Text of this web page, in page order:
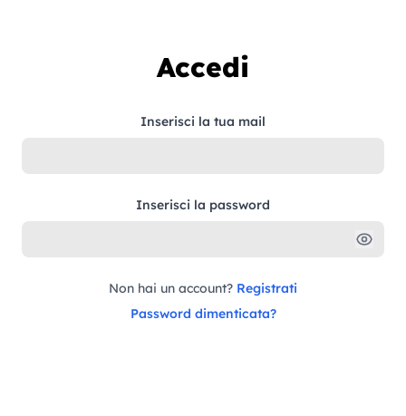
Accedi
Inserisci la tua mail
Inserisci la password
Non hai un account? Registrati
Password dimenticata?